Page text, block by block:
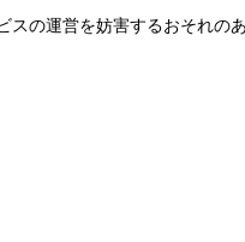
スの運営を妨害するおそれの